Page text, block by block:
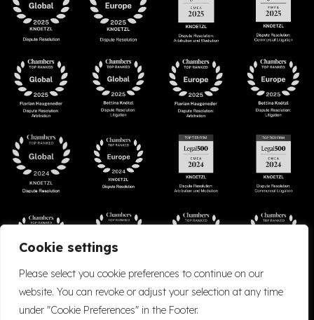
Cookie settings
Please select you cookie preferences to continue on our
website. You can revoke or adjust your selection at any time
under "Cookie Preferences" in the Footer.